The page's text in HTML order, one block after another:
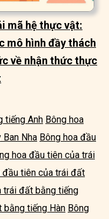
mã hệ thực vật:
mô hình đầy thách
về nhận thức thực
tiếng Anh Bông hoa
Nha Bông hoa đầu
hoa đầu tiên của trái
đầu tiên của trái đất
trái đất bằng tiếng
bằng tiếng Hàn Bông